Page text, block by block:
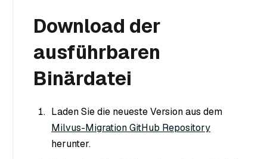
Download der
ausführbaren
Binärdatei
Laden Sie die neueste Version aus dem
Milvus-Migration GitHub Repository
herunter.